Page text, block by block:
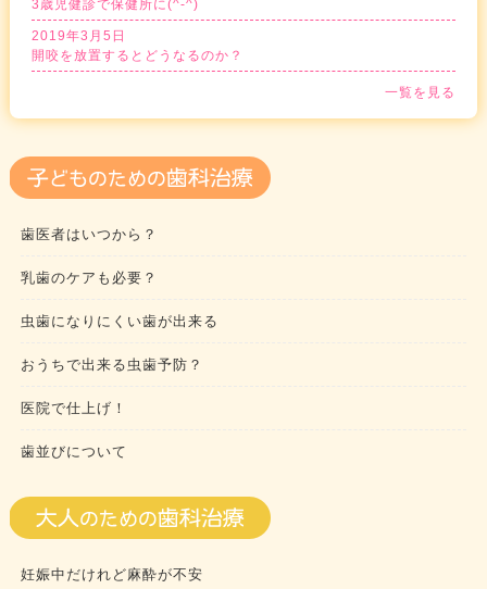
3歳児健診で保健所に(^-^)
2019年3月5日
開咬を放置するとどうなるのか？
一覧を見る
歯医者はいつから？
乳歯のケアも必要？
虫歯になりにくい歯が出来る
おうちで出来る虫歯予防？
医院で仕上げ！
歯並びについて
妊娠中だけれど麻酔が不安